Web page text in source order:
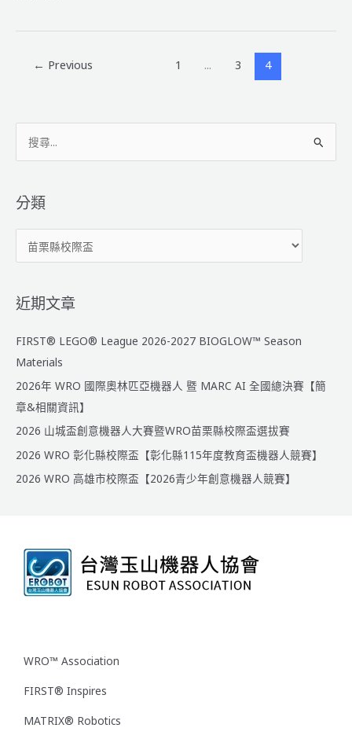
栗
← Previous 1 ... 3 4
鍵
分類
類
近期文章
FIRST® LEGO® League 2026-2027 BIOGLOW™ Season
Materials
2026年 WRO 國際奧林匹亞機器人 暨 MARC AI 全國總決賽【簡
章&相關資訊】
2026 山城盃創意機器人大賽暨WRO苗栗縣校際盃選拔賽
2026 WRO 彰化縣校際盃【彰化縣115年度教育盃機器人競賽】
2026 WRO 高雄市校際盃【2026青少年創意機器人競賽】
WRO™ Association
FIRST® Inspires
MATRIX® Robotics